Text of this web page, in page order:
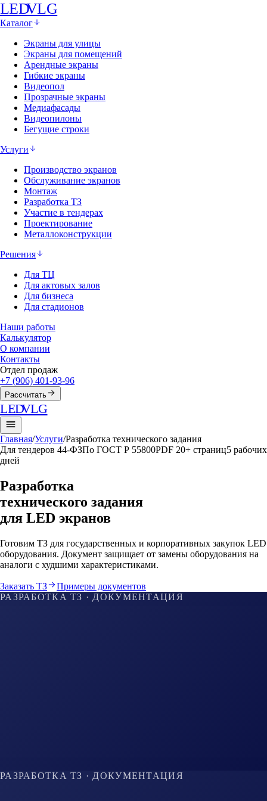
LEDVLG
Каталог
Экраны для улицы
Экраны для помещений
Арендные экраны
Гибкие экраны
Видеопол
Прозрачные экраны
Медиафасады
Видеопилоны
Бегущие строки
Услуги
Производство экранов
Обслуживание экранов
Монтаж
Разработка ТЗ
Участие в тендерах
Проектирование
Металлоконструкции
Решения
Для ТЦ
Для актовых залов
Для бизнеса
Для стадионов
Наши работы
Калькулятор
О компании
Контакты
Отдел продаж
+7 (906) 401-93-96
Рассчитать
LEDVLG
Главная/Услуги/Разработка технического задания
Для тендеров 44-ФЗПо ГОСТ Р 55800PDF 20+ страниц5 рабочих
дней
Разработка
технического задания
для LED экранов
Готовим ТЗ для государственных и корпоративных закупок LED
оборудования. Документ защищает от замены оборудования на
аналоги с худшими характеристиками.
Заказать ТЗ
Примеры документов
РАЗРАБОТКА ТЗ · ДОКУМЕНТАЦИЯ
РАЗРАБОТКА ТЗ · ДОКУМЕНТАЦИЯ